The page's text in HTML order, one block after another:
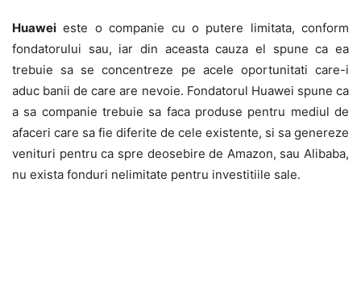
Huawei este o companie cu o putere limitata, conform
fondatorului sau, iar din aceasta cauza el spune ca ea
trebuie sa se concentreze pe acele oportunitati care-i
aduc banii de care are nevoie. Fondatorul Huawei spune ca
a sa companie trebuie sa faca produse pentru mediul de
afaceri care sa fie diferite de cele existente, si sa genereze
venituri pentru ca spre deosebire de Amazon, sau Alibaba,
nu exista fonduri nelimitate pentru investitiile sale.